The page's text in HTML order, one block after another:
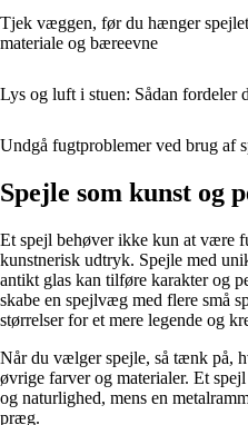
Tjek væggen, før du hænger
materiale og bæreevne
Lys og luft i stuen: Sådan fordeler
Undgå fugtproblemer ved brug af
Spejle som kunst og
Et spejl behøver ikke kun at være
kunstnerisk udtryk. Spejle med
antikt glas kan tilføre karakter og
skabe en spejlvæg med flere små
størrelser for et mere legende og
Når du vælger spejle, så tænk på,
øvrige farver og materialer. Et
og naturlighed, mens en
præg.